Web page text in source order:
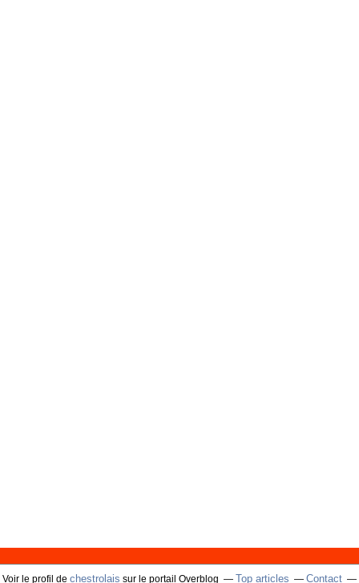
Voir le profil de chestrolais sur le portail Overblog Top articles Contact